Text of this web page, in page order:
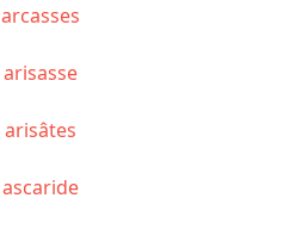
arcasses
arisasse
arisâtes
ascaride